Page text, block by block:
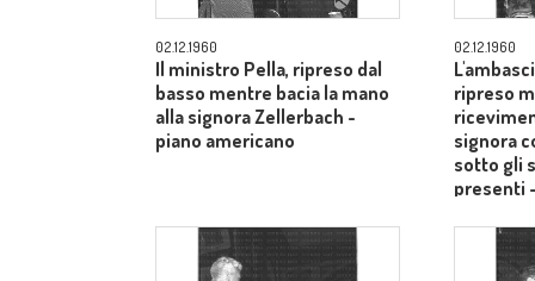
02.12.1960
Il ministro Pella, ripreso dal
basso mentre bacia la mano
alla signora Zellerbach -
piano americano
02.12.1960
ripreso
signora
sotto gli
presenti